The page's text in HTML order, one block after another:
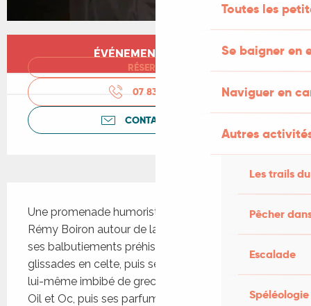
Toutes les
Se baigner en
Naviguer en
Autres
Les trails
Pêcher
Escalade
Spéléologie
Ouverture et coordonnées
ÉVÉNEMENT TERMINÉ
RÉSERVER
07 83 96 16
CONTACTEZ-NOUS
Une promenade humoristico-poétique avec
Rémy Boiron autour de la langue française. De
ses balbutiements préhistoriques, jusqu'à ses
glissades en celte, puis ses teintes fortes de latin
lui-même imbibé de grec, puis son éclatement en
Oil et Oc, puis ses parfums d'italien, jusqu'à son